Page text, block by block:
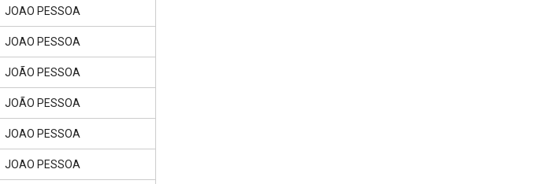
JOAO PESSOA
JOAO PESSOA
JOÃO PESSOA
JOÃO PESSOA
JOAO PESSOA
JOAO PESSOA